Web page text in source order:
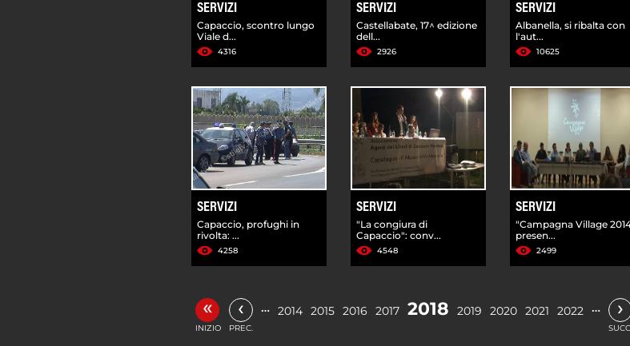
SERVIZI
Capaccio, scontro lungo
Viale d...
4316
SERVIZI
Castellabate, 17^ edizione
dell...
2926
SERVIZI
Albanella, si ribalta con
l'aut...
10625
SERVIZI
Capaccio, profughi in
rivolta: ...
4258
SERVIZI
"La congiura di
Capaccio": conv...
4548
SERVIZI
"Campagna Village
presen...
2499
«
INIZIO
‹
PREC.
… 2014 2015 2016 2017 2018 2019 2020 2021 2022 … ›